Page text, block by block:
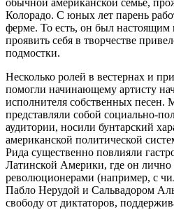
обычной американской семье,
Колорадо. С юных лет парень
ферме. То есть, он был настоящим
проявить себя в творчестве
подмостки.
Несколько ролей в вестернах и
помогли начинающему артисту
исполнителя собственных песен.
представляли собой социально-
аудитории, носили бунтарский
американской политической
Рида существенно повлияли
Латинской Америки, где он лично
революционерами (например, с
Пабло Нерудой и Сальвадором
свободу от диктаторов,